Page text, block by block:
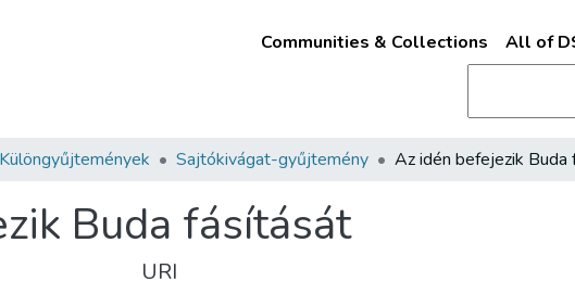
Communities & Collections All of
Különgyűjtemények Sajtókivágat-gyűjtemény
Buda fásítását
URI